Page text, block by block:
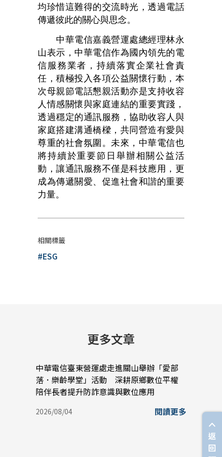
均珍惜這難得的交流時光，透過電話
傳遞彼此的關心與思念。
中華電信嘉義營運處總經理林永
山表示，中華電信作為國內領先的電
信服務業者，持續落實企業社會責
任，積極投入各項公益關懷行動，本
次母親節電話懇親活動亦是支持收容
人情感關懷與家庭連結的重要實踐，
透過穩定的通訊服務，協助收容人與
家庭搭建溝通橋樑，共同營造有愛與
尊重的社會氛圍。未來，中華電信也
將持續於重要節日舉辦相關公益活
動，讓通訊服務不僅是科技應用，更
成為傳遞關愛、促進社會和諧的重要
力量。
相關標籤
#ESG
更多文章
中華電信臺東營運處走進關山舉辦「愛部
落．樂齡學堂」活動 深耕原鄉數位平權
陪伴長者提升防詐意識與數位應用
2026/08/04 閱讀更多
返
回